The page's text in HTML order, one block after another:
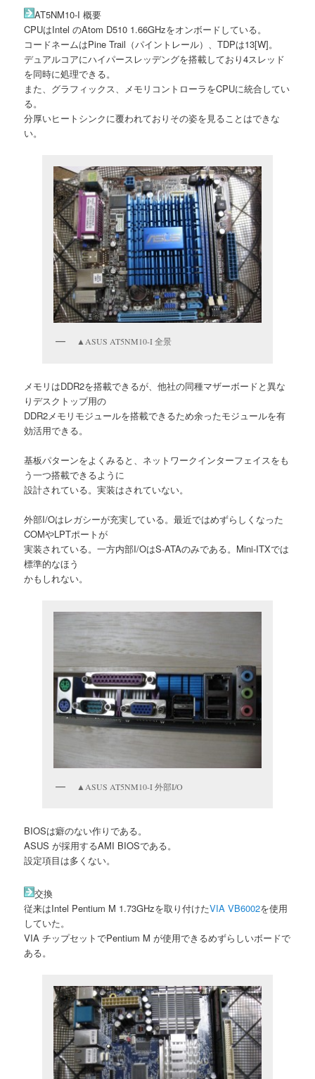
AT5NM10-I 概要
CPUはIntel のAtom D510 1.66GHzをオンボードしている。
コードネームはPine Trail（パイントレール）、TDPは13[W]。
デュアルコアにハイパースレッデングを搭載しており4スレッド
を同時に処理できる。
また、グラフィックス、メモリコントローラをCPUに統合してい
る。
分厚いヒートシンクに覆われておりその姿を見ることはできな
い。
▲ASUS AT5NM10-I 全景
メモリはDDR2を搭載できるが、他社の同種マザーボードと異な
りデスクトップ用の
DDR2メモリモジュールを搭載できるため余ったモジュールを有
効活用できる。
基板パターンをよくみると、ネットワークインターフェイスをも
う一つ搭載できるように
設計されている。実装はされていない。
外部I/Oはレガシーが充実している。最近ではめずらしくなった
COMやLPTポートが
実装されている。一方内部I/OはS-ATAのみである。Mini-ITXでは
標準的なほう
かもしれない。
▲ASUS AT5NM10-I 外部I/O
BIOSは癖のない作りである。
ASUS が採用するAMI BIOSである。
設定項目は多くない。
交換
従来はIntel Pentium M 1.73GHzを取り付けたVIA VB6002を使用
していた。
VIA チップセットでPentium M が使用できるめずらしいボードで
ある。